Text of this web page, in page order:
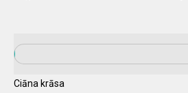
Ciāna krāsa